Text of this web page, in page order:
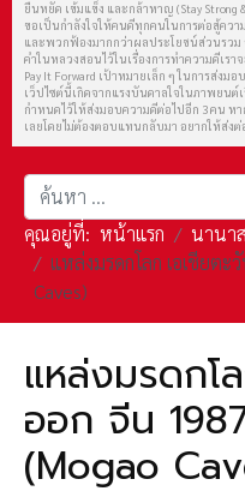
ยืนหยัด เข้มแข็ง และกล้าหาญ (Stay Strong &
ขอเป็นกำลังใจให้คนดีทุกคนในการต่อสู้คว
และพวกฟ้องมากกว่าผลประโยชน์ส่วนรว
คำในหลวงสอนไว้ในเรื่องการทำความดีเรา
Pay It Forward เป้าหมายเล็ก ๆ ในการส่งมอ
เว็ปไซต์นี้เกิดจากแรงบันดาลใจในภาพยนต์เ
กำหนดไว้ให้ส่งมอบความดีต่อไปอีก 3 คน ห
เลยโดยไม่ต้องตอบแทนกลับมา อยากให้ส่ง
การค้นหา
คุณอยู่ที่: หน้าแรก นานา
แหล่งมรดกโลก เอเชียตะ
Caves)
แหล่งมรดกโ
ออก จีน
(Mogao